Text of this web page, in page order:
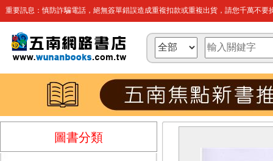
重要訊息：慎防詐騙電話，絕無簽單錯誤造成重複扣款或重複出貨，請您千萬不要
圖書分類